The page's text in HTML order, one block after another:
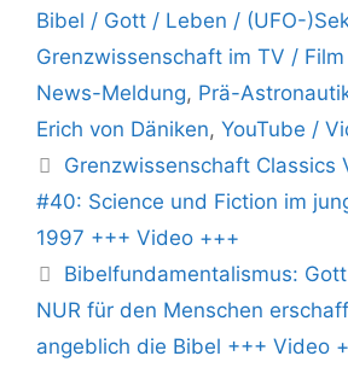
Bibel / Gott / Leben / (UFO-
Grenzwissenschaft im TV /
News-Meldung, Prä-
Erich von Däniken, YouTube /
Grenzwissenschaft Classics
#40: Science und Fiction im
1997 +++ Video +++
Bibelfundamentalismus:
NUR für den Menschen
angeblich die Bibel +++ Video